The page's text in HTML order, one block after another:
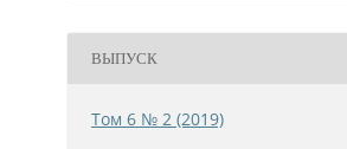
ВЫПУСК
Том 6 № 2 (2019)